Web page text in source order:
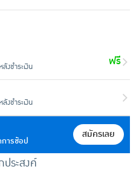
ารช้อป
สมัครเลย
ระสงค์
ชำระเงิน
ฟรี
ชำระเงิน